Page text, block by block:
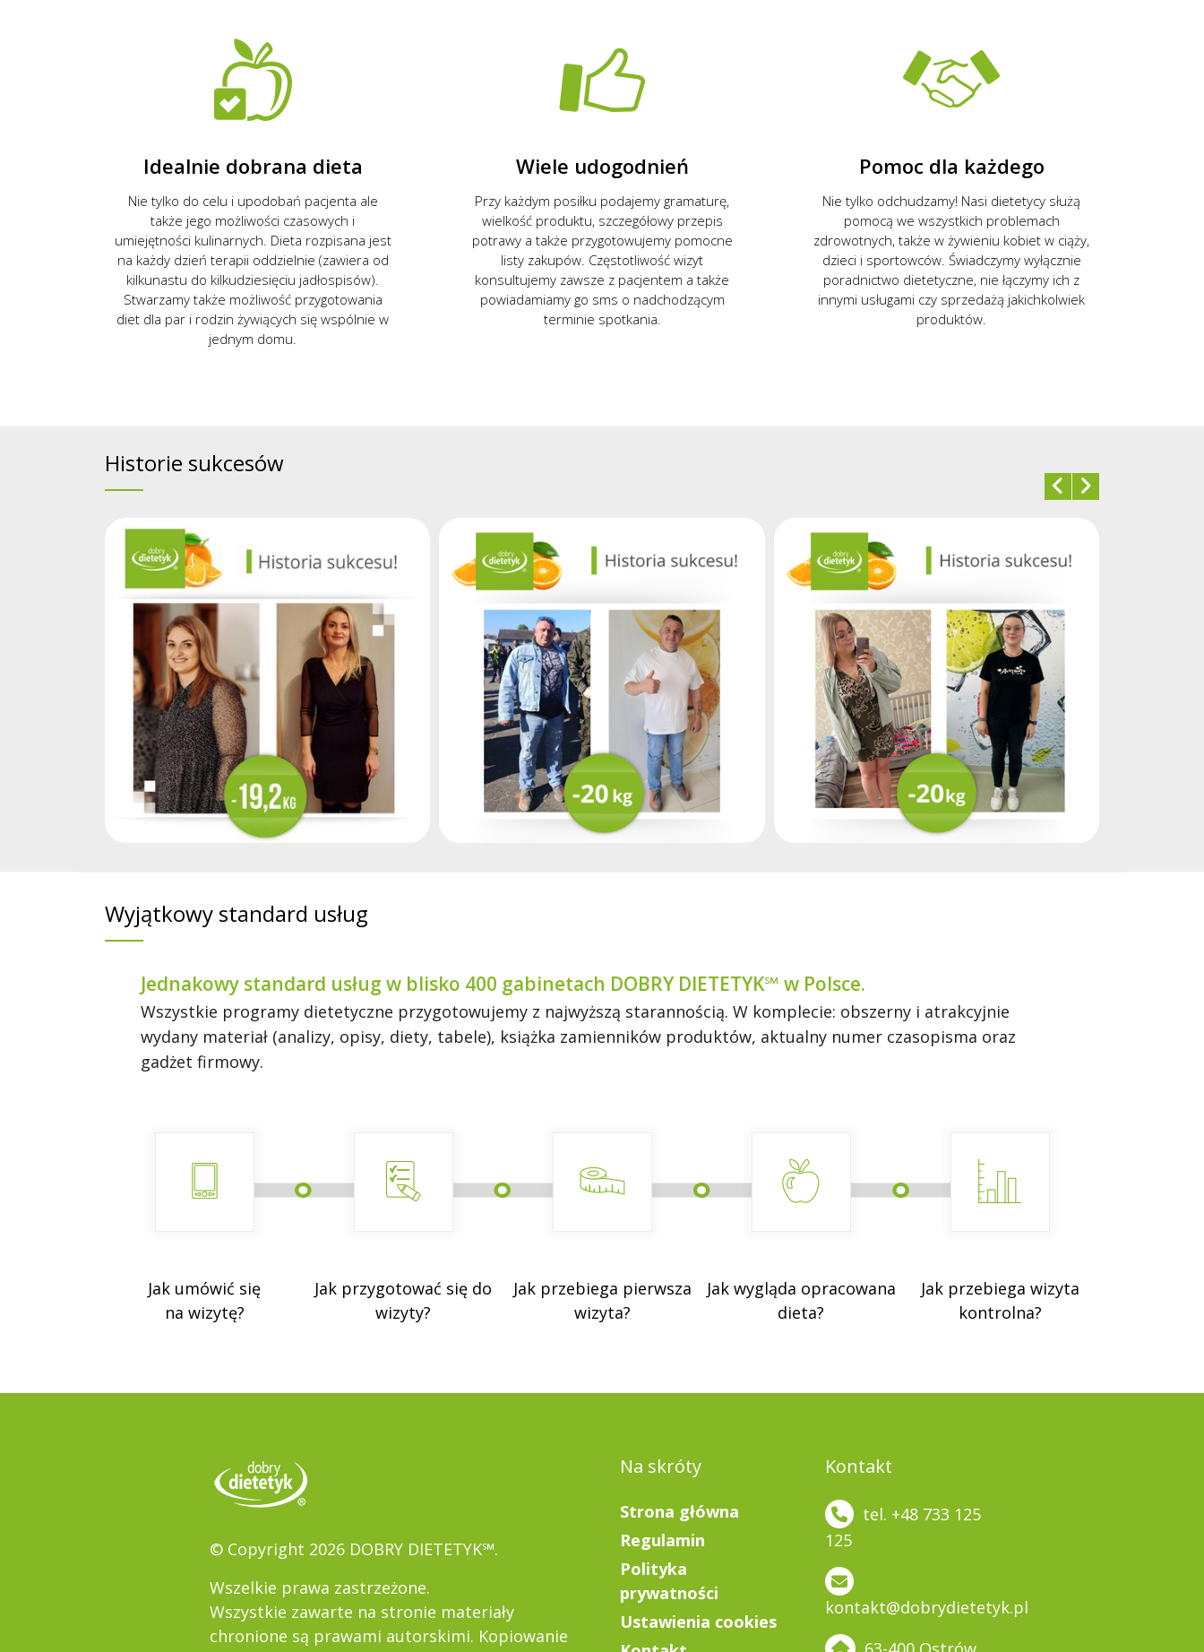
Idealnie dobrana dieta
Nie tylko do celu i upodobań pacjenta ale
także jego możliwości czasowych i
umiejętności kulinarnych. Dieta rozpisana jest
na każdy dzień terapii oddzielnie (zawiera od
kilkunastu do kilkudziesięciu jadłospisów).
Stwarzamy także możliwość przygotowania
diet dla par i rodzin żywiących się wspólnie w
jednym domu.
Wiele udogodnień
Przy każdym posiłku podajemy gramaturę,
wielkość produktu, szczegółowy przepis
potrawy a także przygotowujemy pomocne
listy zakupów. Częstotliwość wizyt
konsultujemy zawsze z pacjentem a także
powiadamiamy go sms o nadchodzącym
terminie spotkania.
Pomoc dla każdego
Nie tylko odchudzamy! Nasi dietetycy służą
pomocą we wszystkich problemach
zdrowotnych, także w żywieniu kobiet w ciąży,
dzieci i sportowców. Świadczymy wyłącznie
poradnictwo dietetyczne, nie łączymy ich z
innymi usługami czy sprzedażą jakichkolwiek
produktów.
Historie sukcesów
Wyjątkowy standard usług
Jednakowy standard usług w blisko 400 gabinetach DOBRY DIETETYK℠ w Polsce.
Wszystkie programy dietetyczne przygotowujemy z najwyższą starannością. W komplecie: obszerny i atrakcyjnie
wydany materiał (analizy, opisy, diety, tabele), książka zamienników produktów, aktualny numer czasopisma oraz
gadżet firmowy.
Jak umówić się
na wizytę?
Jak przygotować się do
wizyty?
Jak przebiega pierwsza
wizyta?
Jak wygląda opracowana
dieta?
Jak przebiega wizyta
kontrolna?
© Copyright 2026 DOBRY DIETETYK℠.
Wszelkie prawa zastrzeżone.
Wszystkie zawarte na stronie materiały
chronione są prawami autorskimi. Kopiowanie
Na skróty
Strona główna
Regulamin
Polityka
prywatności
Ustawienia cookies
Kontakt
tel. +48 733 125
125
kontakt@dobrydietetyk.pl